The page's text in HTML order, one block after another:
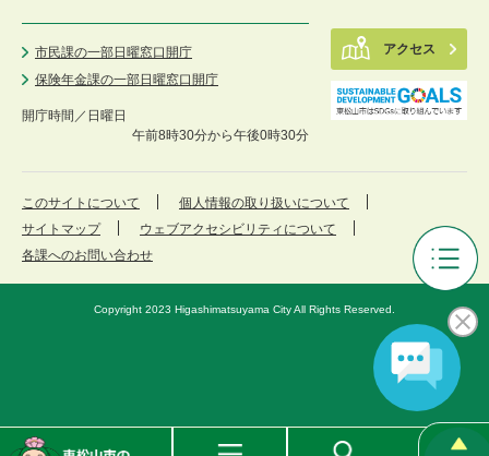
審
等
メ
ニ
ュ
ー
市民課の一部日曜窓口開庁
保険年金課の一部日曜窓口開庁
開庁時間／ 日曜日
午前8時30分から午後0時30分
アクセス
このサイトについて
個人情報の取り扱いについて
サイトマップ
ウェブアクセシビリティについて
各課へのお問い合わせ
Copyright 2023 Higashimatsuyama City All Rights Reserved.